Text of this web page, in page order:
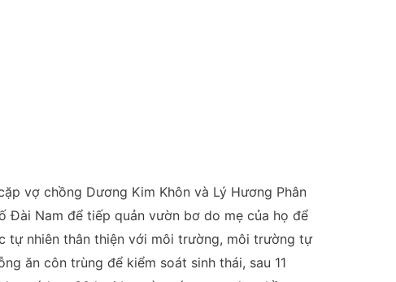
vợ chồng Dương Kim Khôn và Lý Hương Phân
Đài Nam để tiếp quản vườn bơ do mẹ của họ để
tự nhiên thân thiện với môi trường, môi trường tự
ăn côn trùng để kiểm soát sinh thái, sau 11